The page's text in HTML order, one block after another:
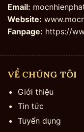
Email:
Website:
Fanpage: https://
VỀ CHÚNG TÔI
Giới thiệu
Tin tức
Tuyển dụng